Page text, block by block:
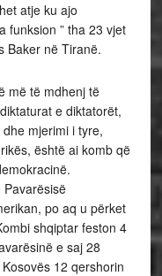
atje ku ajo
funksion ” tha 23 vjet
Baker në Tiranë.
më të mdhenj të
e diktatorët,
mjerimi i tyre,
është ai komb që
po aq u përket
shqiptar feston 4
e saj 28
12 qershorin